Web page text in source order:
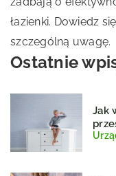
łazienki. Dowiedz
szczególną uwagę.
Ostatnie
Jak